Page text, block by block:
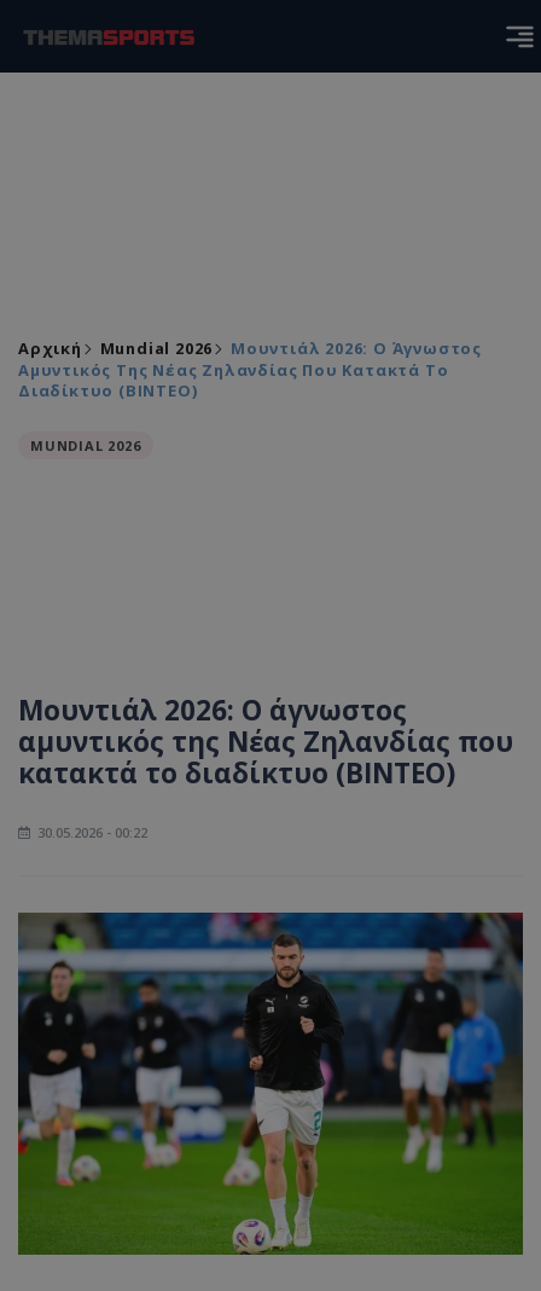
Αρχική Mundial 2026
Μουντιάλ 2026: Ο Άγνωστoς
Αμυντικός Της Νέας Ζηλανδίας Που Κατακτά Το
Διαδίκτυο (ΒΙΝΤΕΟ)
MUNDIAL 2026
Μουντιάλ 2026: Ο άγνωστoς
αμυντικός της Νέας Ζηλανδίας που
κατακτά το διαδίκτυο (ΒΙΝΤΕΟ)
30.05.2026 - 00:22